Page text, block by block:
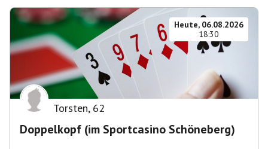
Heute, 06.08.2026
18:30
Torsten, 62
Doppelkopf (im Sportcasino Schöneberg)